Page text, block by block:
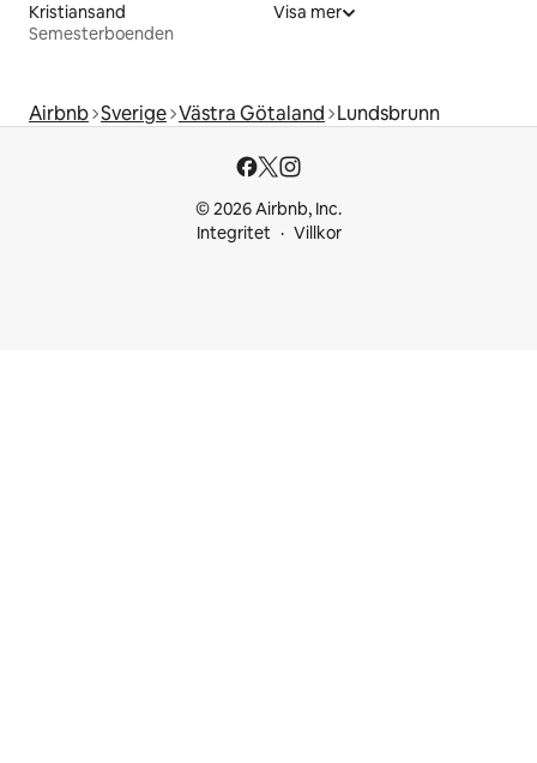
Kristiansand
Semesterboenden
Visa mer
Airbnb Sverige Västra Götaland Lundsbrunn
© 2026 Airbnb, Inc.
Integritet
Villkor